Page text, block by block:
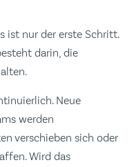
ist nur der erste Schritt.
darin, die
Neue
werden
verschieben sich oder
Wird das